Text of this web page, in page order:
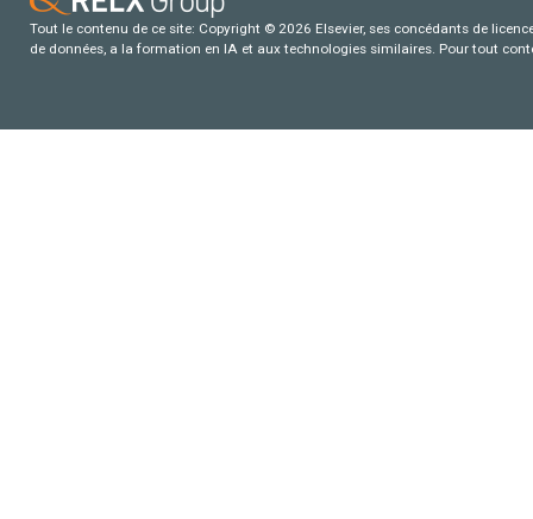
Tout le contenu de ce site: Copyright © 2026 Elsevier, ses concédants de
de données, a la formation en IA et aux technologies similaires. Pour tout